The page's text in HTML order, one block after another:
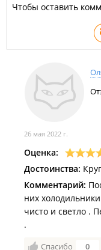
Чтобы оставить
26 мая 2022 г.
Оценка:
Достоинства:
Комментарий:
них
чисто и светло .
.
Спасибо 0